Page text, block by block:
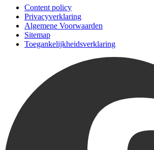
Content policy
Privacyverklaring
Algemene Voorwaarden
Sitemap
Toegankelijkheidsverklaring